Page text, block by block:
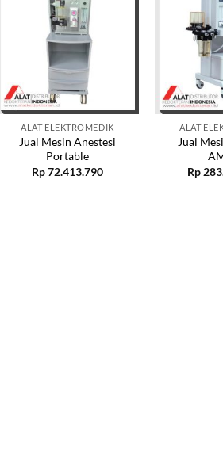
ALAT ELEKTROMEDIK
Jual Mesin Anestesi
Portable
Rp72.413.790
ALAT
Jual
Rp